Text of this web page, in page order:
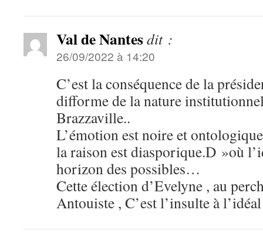
Val de Nantesdit :
26/09/2022 à 14:20
C’est la conséquence de la
difforme de la nature
Brazzaville..
L’émotion est noire et
la raison est diasporique.D »où
horizon des possibles…
Cette élection d’Evelyne , au
Antouiste , C’est l’insulte à